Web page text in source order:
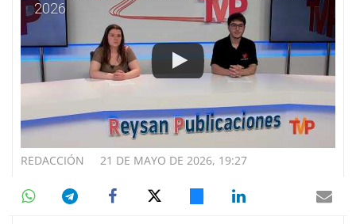
2026
21 DE MAYO DE 2026, 19:27
REDACCIÓN